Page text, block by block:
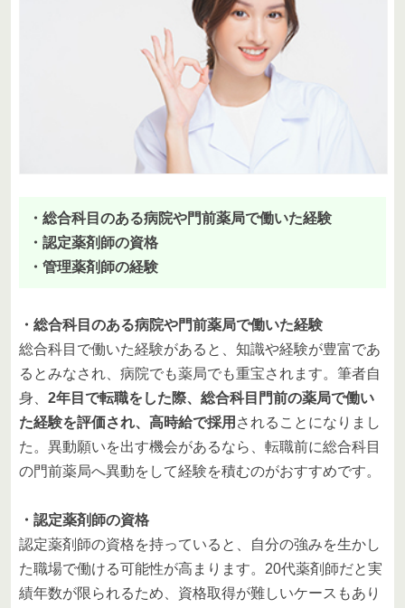
・総合科目のある病院や門前薬局で働いた経験
・認定薬剤師の資格
・管理薬剤師の経験
・総合科目のある病院や門前薬局で働いた経験
総合科目で働いた経験があると、知識や経験が豊富であ
るとみなされ、病院でも薬局でも重宝されます。筆者自
身、 2年目で転職をした際、総合科目門前の薬局で働い
た経験を評価され、高時給で採用 されることになりまし
た。異動願いを出す機会があるなら、転職前に総合科目
の門前薬局へ異動をして経験を積むのがおすすめです。
・認定薬剤師の資格
認定薬剤師の資格を持っていると、自分の強みを生かし
た職場で働ける可能性が高まります。20代薬剤師だと実
績年数が限られるため、資格取得が難しいケースもあり